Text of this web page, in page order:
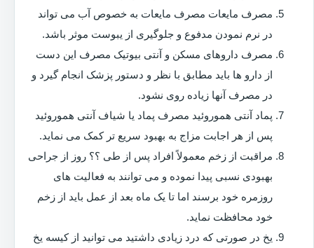
مصرف مایعات مصرف مایعات به خصوص آب می تواند
در نرم نمودن مدفوع و جلوگیری از یبوست موثر باشد.
مصرف داروهای مسکن و آنتی بیوتیک مصرف این دست
از دارو ها باید مطابق با نظر و دستور پزشک انجام گیرد و
در مصرف آنها زیاده روی نشود.
پماد آنتی هموروئید مصرف پماد یا شیاف آنتی هموروئید
پس از هر اجابت مزاج به بهبود سریع تر کمک می نماید.
مراقبت از زخم معمولاً افراد پس از طی ؟؟ روز از جراحی
بهبودی نسبی پیدا نموده و می توانند به فعالیت های
روزمره خود برسند اما تا یک ماه بعد از عمل باید از زخم
خود محافظت نماید.
یخ در صورتی که درد زیادی داشتید می توانید از کیسه یخ